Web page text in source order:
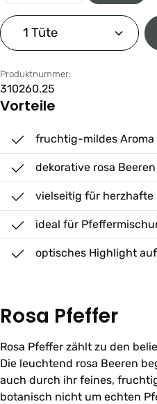
Produkt Anzahl:
Produktnummer:
310260.25
Vorteile
fruchtig-mildes Aroma
dekorative rosa Beeren
vielseitig für herzhafte
ideal für
optisches Highlight
Rosa Pfeffer
Rosa Pfeffer zählt zu den
Die leuchtend rosa Beeren
auch durch ihr feines,
botanisch nicht um echten